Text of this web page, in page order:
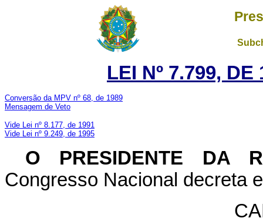
LEI Nº 7.799,
Conversão da MPV nº 68, de 1989
Mensagem de Veto
Vide Lei nº 8.177, de 1991
Vide Lei nº 9.249, de 1995
O PRESIDENTE DA
Congresso Nacional decreta